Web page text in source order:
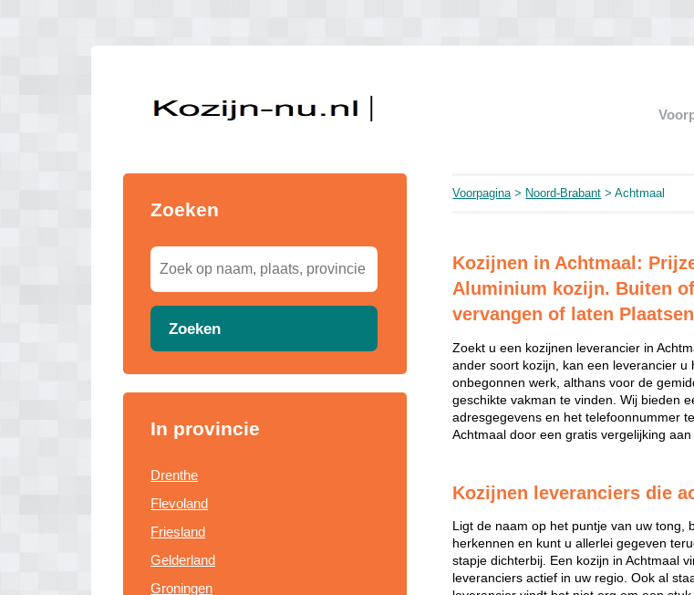
Zoeken
Zoeken
In provincie
Drenthe
Flevoland
Friesland
Gelderland
Groningen
Voorpagina> Noord-Brabant > Achtmaal
Kozijnen in Achtmaal:
Aluminium kozijn. Buiten
vervangen of laten
Zoekt u een kozijnen leverancier in
ander soort kozijn, kan een leverancier
onbegonnen werk, althans voor de
geschikte vakman te vinden. Wij bieden
adresgegevens en het telefoonnummer
Achtmaal door een gratis vergelijking aan
Kozijnen leveranciers die
Ligt de naam op het puntje van uw tong,
herkennen en kunt u allerlei gegeven
stapje dichterbij. Een kozijn in Achtmaal
leveranciers actief in uw regio. Ook al